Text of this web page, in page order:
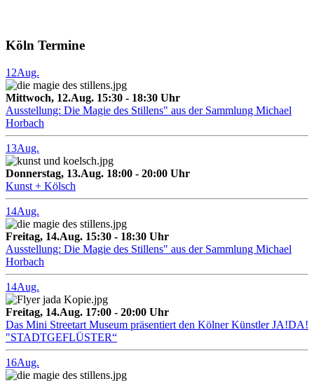
Köln Termine
12Aug.
Mittwoch, 12.Aug. 15:30 - 18:30 Uhr
Ausstellung: Die Magie des Stillens" aus der Sammlung Michael
Horbach
13Aug.
Donnerstag, 13.Aug. 18:00 - 20:00 Uhr
Kunst + Kölsch
14Aug.
Freitag, 14.Aug. 15:30 - 18:30 Uhr
Ausstellung: Die Magie des Stillens" aus der Sammlung Michael
Horbach
14Aug.
Freitag, 14.Aug. 17:00 - 20:00 Uhr
Das Mini Streetart Museum präsentiert den Kölner Künstler JA!DA!
"STADTGEFLÜSTER“
16Aug.